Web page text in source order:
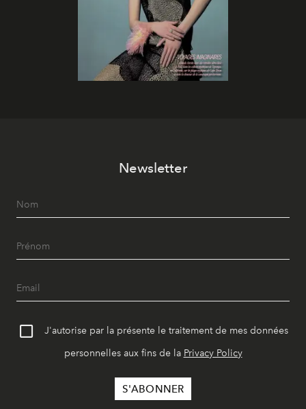
Newsletter
J'autorise par la présente le traitement de mes données
personnelles aux fins de la Privacy Policy